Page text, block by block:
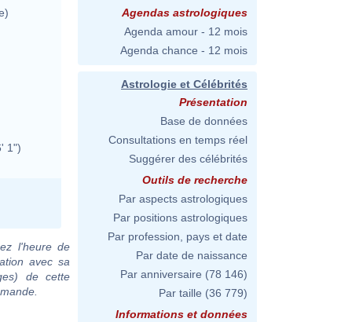
1")
l'heure de
avec sa
de cette
Agendas astrologiques
Agenda amour - 12 mois
Agenda chance - 12 mois
Astrologie et Célébrités
Présentation
Base de données
Consultations en temps réel
Suggérer des célébrités
Outils de recherche
Par aspects astrologiques
Par positions astrologiques
Par profession, pays et date
Par date de naissance
Par anniversaire (78 146)
Par taille (36 779)
Informations et données